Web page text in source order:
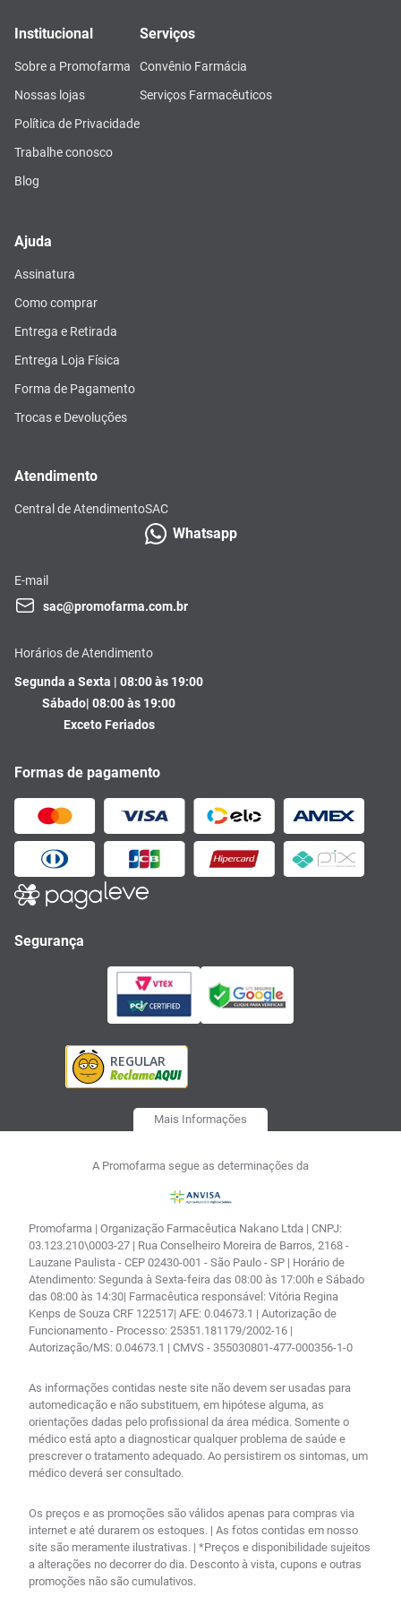
Institucional
Sobre a Promofarma
Nossas lojas
Política de Privacidade
Trabalhe conosco
Blog
Serviços
Convênio Farmácia
Serviços Farmacêuticos
Ajuda
Assinatura
Como comprar
Entrega e Retirada
Entrega Loja Física
Forma de Pagamento
Trocas e Devoluções
Atendimento
Central de AtendimentoSAC
Whatsapp
E-mail
sac@promofarma.com.br
Horários de Atendimento
Segunda a Sexta | 08:00 às 19:00
Sábado| 08:00 às 19:00
Exceto Feriados
Formas de pagamento
Segurança
Mais Informações
A Promofarma segue as determinações da
Promofarma | Organização Farmacêutica Nakano Ltda | CNPJ:
03.123.210\0003-27 | Rua Conselheiro Moreira de Barros, 2168 -
Lauzane Paulista - CEP 02430-001 - São Paulo - SP | Horário de
Atendimento: Segunda à Sexta-feira das 08:00 às 17:00h e Sábado
das 08:00 às 14:30| Farmacêutica responsável: Vitória Regina
Kenps de Souza CRF 122517| AFE: 0.04673.1 | Autorização de
Funcionamento - Processo: 25351.181179/2002-16 |
Autorização/MS: 0.04673.1 | CMVS - 355030801-477-000356-1-0
As informações contidas neste site não devem ser usadas para
automedicação e não substituem, em hipótese alguma, as
orientações dadas pelo profissional da área médica. Somente o
médico está apto a diagnosticar qualquer problema de saúde e
prescrever o tratamento adequado. Ao persistirem os sintomas, um
médico deverá ser consultado.
Os preços e as promoções são válidos apenas para compras via
internet e até durarem os estoques. | As fotos contidas em nosso
site são meramente ilustrativas. | *Preços e disponibilidade sujeitos
a alterações no decorrer do dia. Desconto à vista, cupons e outras
promoções não são cumulativos.